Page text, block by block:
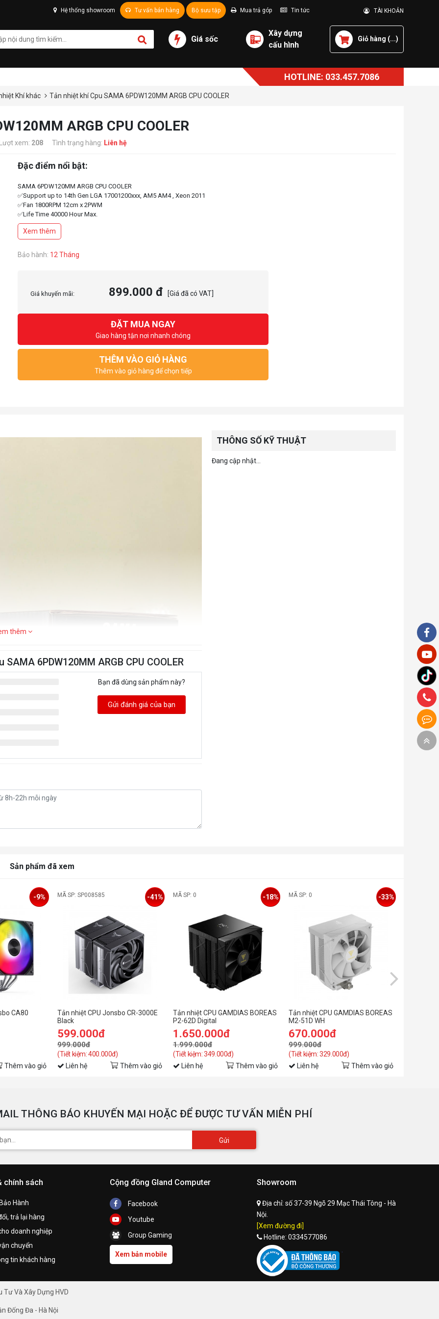
Hệ thống showroom Tư vấn bán hàng Bộ sưu tập Mua trả góp Tin tức TÀI KHOẢN
Giá sốc
Xây dựng
cấu hình
Giỏ hàng (...)
HOTLINE: 033.457.7086
Khí khác Tản nhiệt khí Cpu SAMA 6PDW120MM ARGB CPU COOLER
ARGB CPU COOLER
xem: 208 Tình trạng hàng: Liên hệ
Đặc điểm nổi bật:
SAMA 6PDW120MM ARGB CPU COOLER
✅Support up to 14th Gen LGA 17001200xxx, AM5 AM4 , Xeon 2011
✅Fan 1800RPM 12cm x 2PWM
✅Life Time 40000 Hour Max.
✅Noise 30.3 dBA, Hydro Bearing,
✅Air Flow 72.9 CFM, TDP 250W
Xem thêm
Bảo hành: 12 Tháng
Giá khuyến mãi: 899.000 đ [Giá đã có VAT]
ĐẶT MUA NGAY
Giao hàng tận nơi nhanh chóng
THÊM VÀO GIỎ HÀNG
Thêm vào giỏ hàng để chọn tiếp
thêm
6PDW120MM ARGB CPU COOLER
Bạn đã dùng sản phẩm này?
Gửi đánh giá của bạn
THÔNG SỐ KỸ THUẬT
Đang cập nhật...
Sản phẩm đã xem
CA80
-9%
Thêm vào giỏ
MÃ SP: SP008585
Tản nhiệt CPU Jonsbo CR-3000E
Black
599.000đ
999.000đ
(Tiết kiệm: 400.000đ)
-41%
Liên hệ Thêm vào giỏ
MÃ SP: 0
Tản nhiệt CPU GAMDIAS BOREAS
P2-62D Digital
1.650.000đ
1.999.000đ
(Tiết kiệm: 349.000đ)
-18%
Liên hệ Thêm vào giỏ
MÃ SP: 0
Tản nhiệt CPU GAMDIAS BOREAS
M2-51D WH
670.000đ
999.000đ
(Tiết kiệm: 329.000đ)
-33%
Liên hệ Thêm vào giỏ
THÔNG BÁO KHUYẾN MẠI HOẶC ĐỂ ĐƯỢC TƯ VẤN MIỄN PHÍ
Gửi
chính sách
Hành
trả lại hàng
doanh nghiệp
chuyển
tin khách hàng
Cộng đồng Gland Computer
Facebook
Youtube
Group Gaming
Xem bản mobile
Showroom
Địa chỉ: số 37-39 Ngõ 29 Mạc Thái Tông - Hà
Nội.
[Xem đường đi]
Hotline: 0334577086
Và Xây Dựng HVD
Đống Đa - Hà Nội